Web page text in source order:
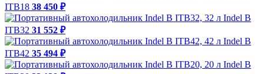
ITB18 38 450 ₽
Indel B
ITB32 31 552 ₽
Indel B
ITB42 35 494 ₽
Indel B